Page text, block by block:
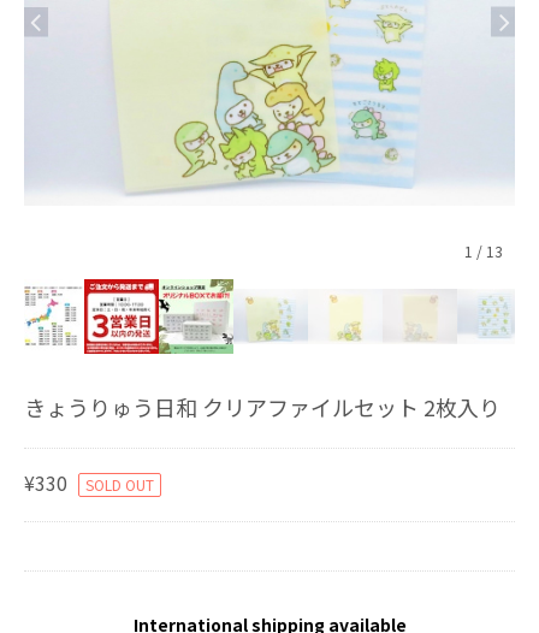
1 / 13
きょうりゅう日和 クリアファイルセット 2枚入り
¥330 SOLD OUT
International shipping available